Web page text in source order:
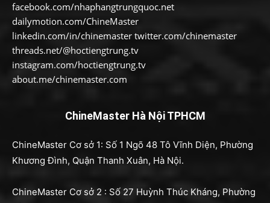
facebook.com/nhaphangtrungquoc.net
dailymotion.com/ChineMaster
linkedin.com/in/chinemaster twitter.com/chinemaster
threads.net/@hoctiengtrung.tv
instagram.com/hoctiengtrung.tv
about.me/chinemaster.com
ChineMaster Hà Nội TPHCM
ChineMaster Cơ sở 1: Số 1 Ngõ 48 Tô Vĩnh Diện, Phường
Khương Đình, Quận Thanh Xuân, Hà Nội.
ChineMaster Cơ sở 2 : Số 27 Huỳnh Thúc Kháng, Phường